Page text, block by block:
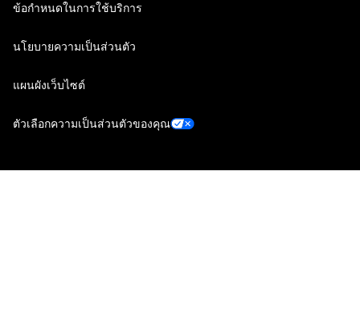
ข้อกำหนดในการใช้บริการ
นโยบายความเป็นส่วนตัว
แผนผังเว็บไซต์
ตัวเลือกความเป็นส่วนตัวของคุณ